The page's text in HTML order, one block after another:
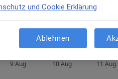
9 Aug 10 Aug 11 Aug
und Cookie Erklärung
Ablehnen